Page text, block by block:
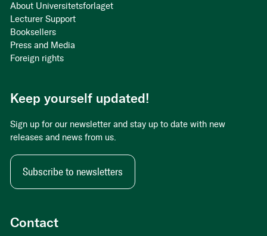
Contact
About Universitetsforlaget
Lecturer Support
Booksellers
Press and Media
Foreign rights
Keep yourself updated!
Sign up for our newsletter and stay up to date with new
releases and news from us.
Subscribe to newsletters